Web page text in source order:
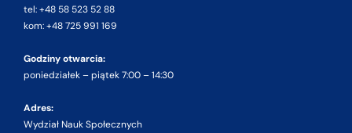
tel: +48 58 523 52 88
kom: +48 725 991 169
Godziny otwarcia:
poniedziałek – piątek 7:00 – 14:30
Adres:
Wydział Nauk Społecznych